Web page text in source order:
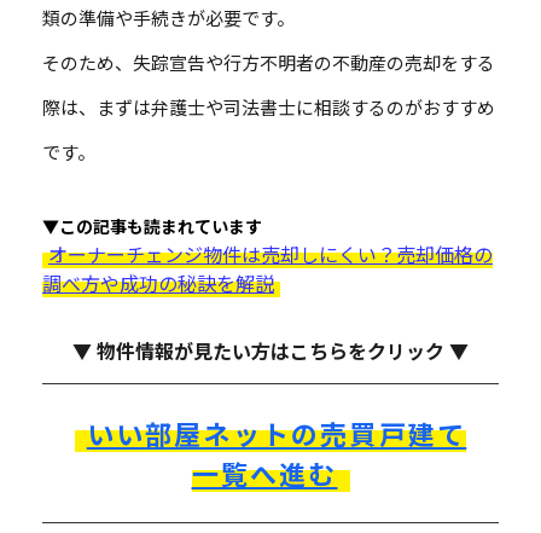
類の準備や手続きが必要です。
そのため、失踪宣告や行方不明者の不動産の売却をする
際は、まずは弁護士や司法書士に相談するのがおすすめ
です。
▼この記事も読まれています
オーナーチェンジ物件は売却しにくい？売却価格の
調べ方や成功の秘訣を解説
▼ 物件情報が見たい方はこちらをクリック ▼
いい部屋ネットの売買戸建て
一覧へ進む